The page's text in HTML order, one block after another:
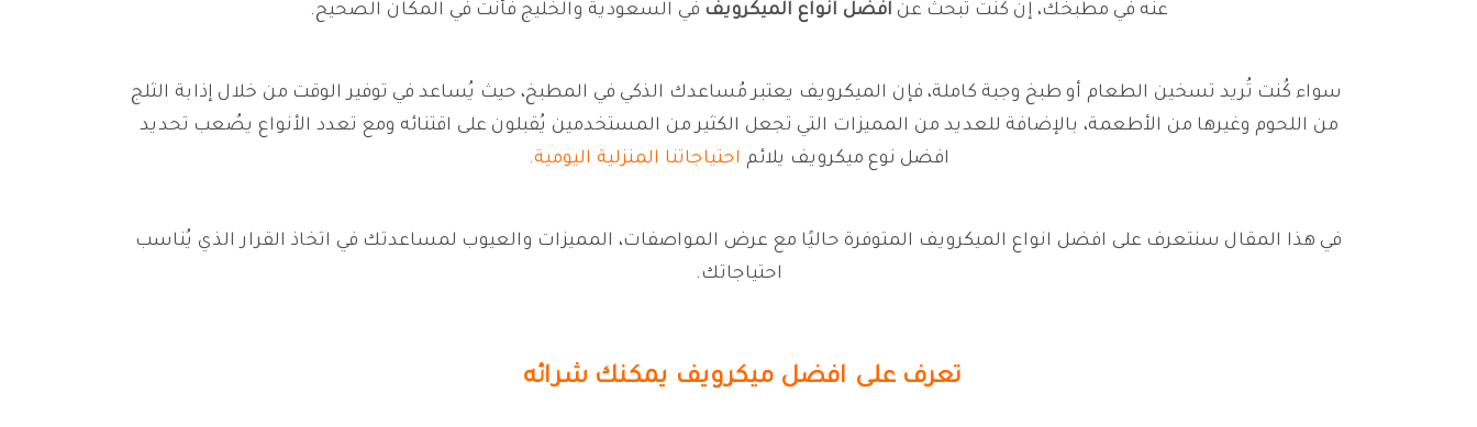
عنه في مطبخك، إن كُنت تبحث عن افضل انواع الميكرويف في السعودية والخليج فأنت في المكان الصحيح.
سواء كُنت تُريد تسخين الطعام أو طبخ وجبة كاملة، فإن الميكرويف يعتبر مُساعدك الذكي في المطبخ، حيث يُساعد في توفير الوقت من خلال إذابة الثلج
من اللحوم وغيرها من الأطعمة، بالإضافة للعديد من المميزات التي تجعل الكثير من المستخدمين يُقبلون على اقتنائه ومع تعدد الأنواع يصُعب تحديد
افضل نوع ميكرويف يلائم احتياجاتنا المنزلية اليومية.
في هذا المقال سنتعرف على افضل انواع الميكرويف المتوفرة حاليًا مع عرض المواصفات، المميزات والعيوب لمساعدتك في اتخاذ القرار الذي يُناسب
احتياجاتك.
تعرف على افضل ميكرويف يمكنك شرائه